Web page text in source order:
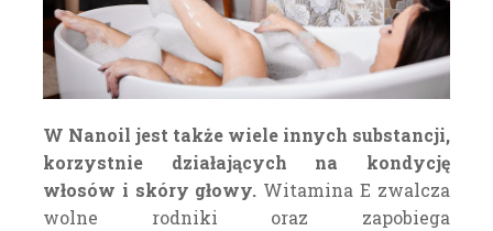
W Nanoil jest także wiele innych substancji,
korzystnie działających na kondycję
włosów i skóry głowy. Witamina E zwalcza
wolne rodniki oraz zapobiega